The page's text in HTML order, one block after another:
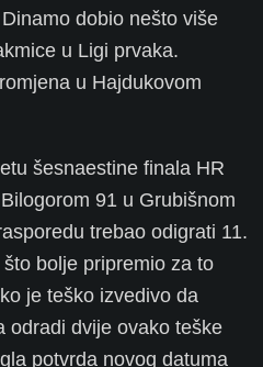
dobio nešto više
u Ligi prvaka.
u Hajdukovom
šesnaestine finala HR
91 u Grubišnom
trebao odigrati 11.
bolje pripremio za to
je teško izvedivo da
odradi dvije ovako teške
potvrda novog datuma